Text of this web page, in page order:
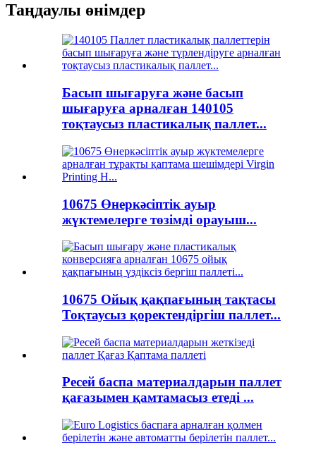
Таңдаулы өнімдер
Басып шығаруға және басып
шығаруға арналған 140105
тоқтаусыз пластикалық паллет...
10675 Өнеркәсіптік ауыр
жүктемелерге төзімді орауыш...
10675 Ойық қақпағының тақтасы
Тоқтаусыз қоректендіргіш паллет...
Ресей баспа материалдарын паллет
қағазымен қамтамасыз етеді ...